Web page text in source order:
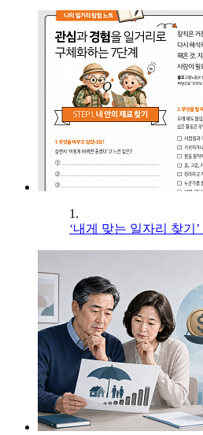
1.
‘내게 맞는 일자리 찾기